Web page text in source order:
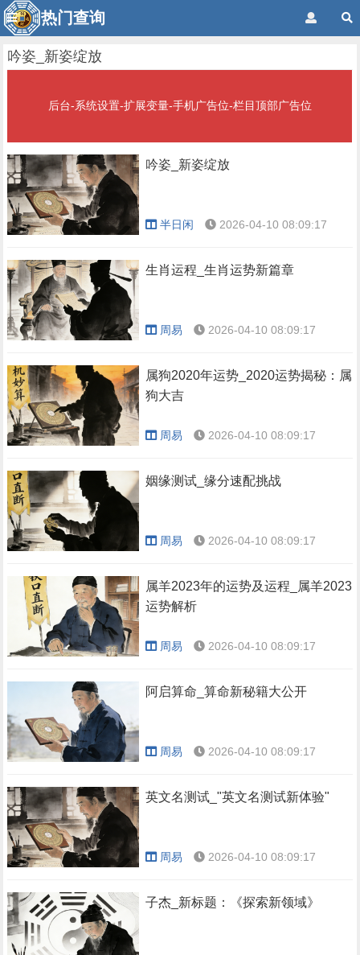
热门查询
吟姿_新姿绽放
后台-系统设置-扩展变量-手机广告位-栏目顶部广告位
吟姿_新姿绽放
半日闲 2026-04-10 08:09:17
生肖运程_生肖运势新篇章
周易 2026-04-10 08:09:17
属狗2020年运势_2020运势揭秘：属
狗大吉
周易 2026-04-10 08:09:17
姻缘测试_缘分速配挑战
周易 2026-04-10 08:09:17
属羊2023年的运势及运程_属羊2023
运势解析
周易 2026-04-10 08:09:17
阿启算命_算命新秘籍大公开
周易 2026-04-10 08:09:17
英文名测试_"英文名测试新体验"
周易 2026-04-10 08:09:17
子杰_新标题：《探索新领域》